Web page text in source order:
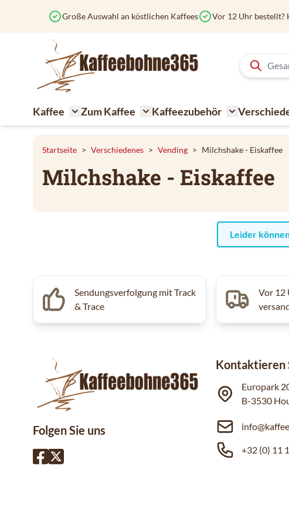
Große Auswahl an köstlichen Kaffees Vor 12 Uhr bestellt?
Kaffee
Toggle submenu for Kaffee
Zum Kaffee
Toggle submenu for Zum Kaffee
Kaffeezubehör
Toggle
Startseite > Verschiedenes > Vending > Milchshake - Eiskaffee
Milchshake - Eiskaffee
Leider
Sendungsverfolgung mit Track
& Trace
Vor 12
Folgen Sie uns
Kontaktieren
Europark
B-3530
+32 (0) 11